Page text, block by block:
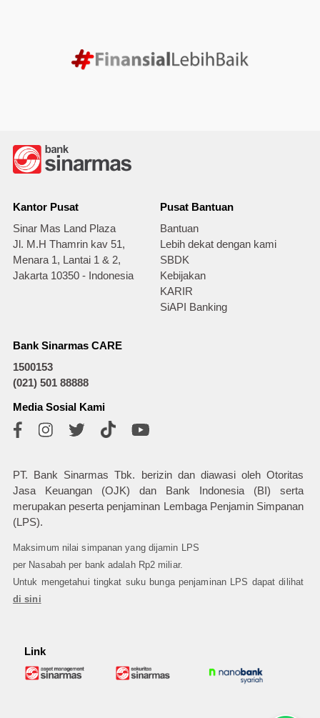
Kantor Pusat
Sinar Mas Land Plaza
Jl. M.H Thamrin kav 51,
Menara 1, Lantai 1 & 2,
Jakarta 10350 - Indonesia
Pusat Bantuan
Bantuan
Lebih dekat dengan kami
SBDK
Kebijakan
KARIR
SiAPI Banking
Bank Sinarmas CARE
1500153
(021) 501 88888
Media Sosial Kami
PT. Bank Sinarmas Tbk. berizin dan diawasi oleh Otoritas
Jasa Keuangan (OJK) dan Bank Indonesia (BI) serta
merupakan peserta penjaminan Lembaga Penjamin Simpanan
(LPS).
Maksimum nilai simpanan yang dijamin LPS
per Nasabah per bank adalah Rp2 miliar.
Untuk mengetahui tingkat suku bunga penjaminan LPS dapat dilihat
di sini
Link